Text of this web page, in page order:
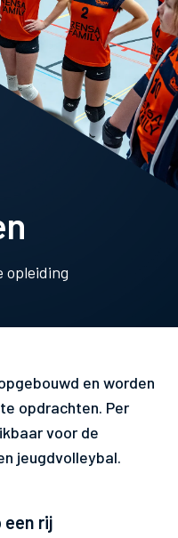
opleiding
en worden
opdrachten. Per
voor de
jeugdvolleybal.
een rij